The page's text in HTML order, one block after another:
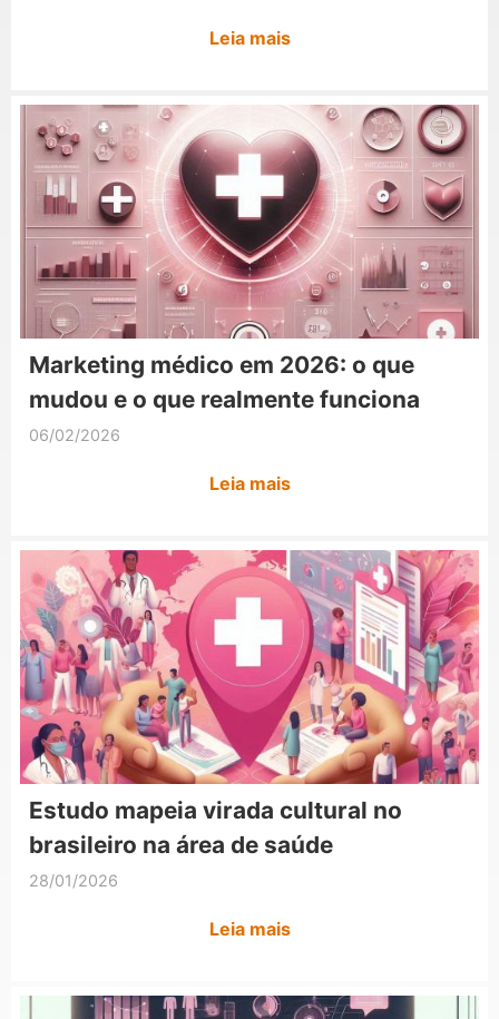
Leia mais
Marketing médico em 2026: o que
mudou e o que realmente funciona
06/02/2026
Leia mais
Estudo mapeia virada cultural no
brasileiro na área de saúde
28/01/2026
Leia mais